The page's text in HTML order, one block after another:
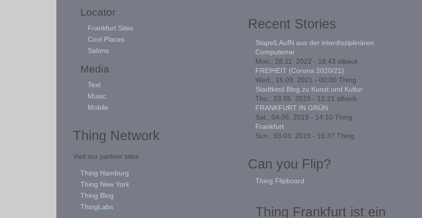
Locator
Frankfurt Sites
Cool Places
Salons
Media
Text
Music
Mobile
Thing Network
Visit our partner sites
Thing Hamburg
Thing New York
Thing Blog
ThingLabs
Recent Stories
StapelLAufN aus der interdisziplinären
Computerrei
Mon., 28.11. 2022 - 18:43 stbeck
FREIHEIT (Corona 2020/21)
Wed., 15.09. 2021 - 00:00 Thing
Stadtkind Blog zu Kunst und Kultur
Thu., 23.05. 2019 - 12:21 stbeck
FRANKFURT IN GRÜN
Sat., 04.05. 2019 - 14:10 Thing
Frankfurt
Sun., 03.03. 2019 - 16:37 Thing
Can you Flip?
Thing Flipboard
Thing Frankfurt ist ein